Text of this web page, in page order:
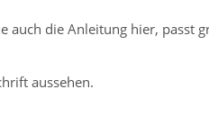
auch die Anleitung hier, passt
aussehen.